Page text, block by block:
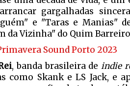
gargalhadas
e "Taras e Manias"
da Vizinha" do Quim
, banda brasileira deindie
como Skank e LS Jack, e